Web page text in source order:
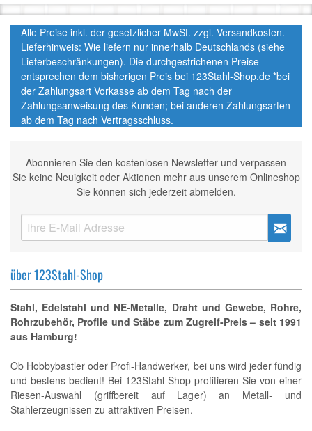
Alle Preise inkl. der gesetzlicher MwSt. zzgl. Versandkosten.
Lieferhinweis: Wie liefern nur innerhalb Deutschlands (siehe
Lieferbeschränkungen). Die durchgestrichenen Preise
entsprechen dem bisherigen Preis bei 123Stahl-Shop.de *bei
der Zahlungsart Vorkasse ab dem Tag nach der
Zahlungsanweisung des Kunden; bei anderen Zahlungsarten
ab dem Tag nach Vertragsschluss.
Abonnieren Sie den kostenlosen Newsletter und verpassen
Sie keine Neuigkeit oder Aktionen mehr aus unserem Onlineshop
Sie können sich jederzeit abmelden.
über 123Stahl-Shop
Stahl, Edelstahl und NE-Metalle, Draht und Gewebe, Rohre,
Rohrzubehör, Profile und Stäbe zum Zugreif-Preis – seit 1991
aus Hamburg!
Ob Hobbybastler oder Profi-Handwerker, bei uns wird jeder fündig
und bestens bedient! Bei 123Stahl-Shop profitieren Sie von einer
Riesen-Auswahl (griffbereit auf Lager) an Metall- und
Stahlerzeugnissen zu attraktiven Preisen.